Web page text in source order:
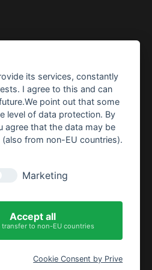
its services, constantly
I agree to this and can
point out that some
level of data protection. By
agree that the data may be
from non-EU countries).
Marketing
Accept all
transfer to non-EU countries
Cookie Consent by Prive